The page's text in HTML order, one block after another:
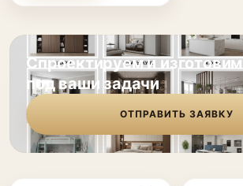
Спроектируем и
под ваши задачи
ОТПРАВИТЬ ЗАЯВКУ